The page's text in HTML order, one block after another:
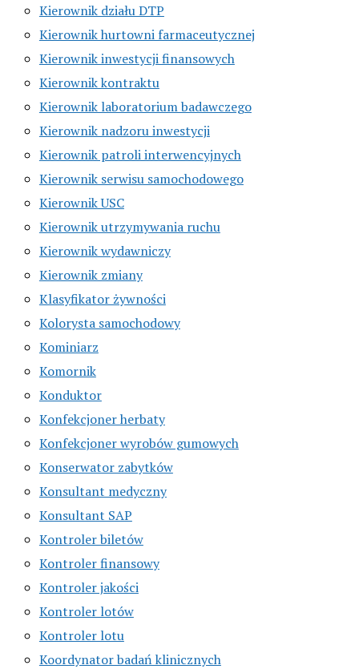
Kierownik działu DTP
Kierownik hurtowni farmaceutycznej
Kierownik inwestycji finansowych
Kierownik kontraktu
Kierownik laboratorium badawczego
Kierownik nadzoru inwestycji
Kierownik patroli interwencyjnych
Kierownik serwisu samochodowego
Kierownik USC
Kierownik utrzymywania ruchu
Kierownik wydawniczy
Kierownik zmiany
Klasyfikator żywności
Kolorysta samochodowy
Kominiarz
Komornik
Konduktor
Konfekcjoner herbaty
Konfekcjoner wyrobów gumowych
Konserwator zabytków
Konsultant medyczny
Konsultant SAP
Kontroler biletów
Kontroler finansowy
Kontroler jakości
Kontroler lotów
Kontroler lotu
Koordynator badań klinicznych